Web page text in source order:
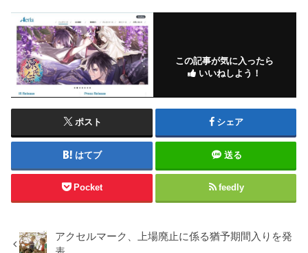
この記事が気に入ったら
いいねしよう！
ポスト シェア
はてブ 送る
Pocket feedly
アクセルマーク、上場廃止に係る猶予期間入りを発